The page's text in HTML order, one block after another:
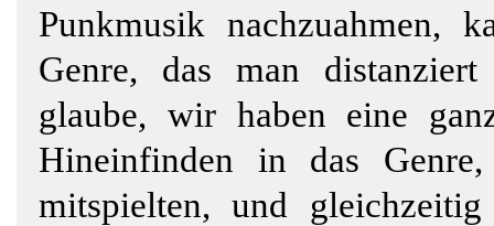
Punkmusik nachzuahmen,
Genre, das man
glaube, wir haben eine
Hineinfinden in das
mitspielten, und